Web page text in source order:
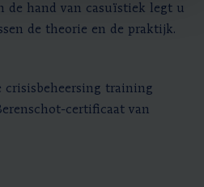
de hand van casuïstiek legt u
de theorie en de praktijk.
crisisbeheersing training
certificaat van